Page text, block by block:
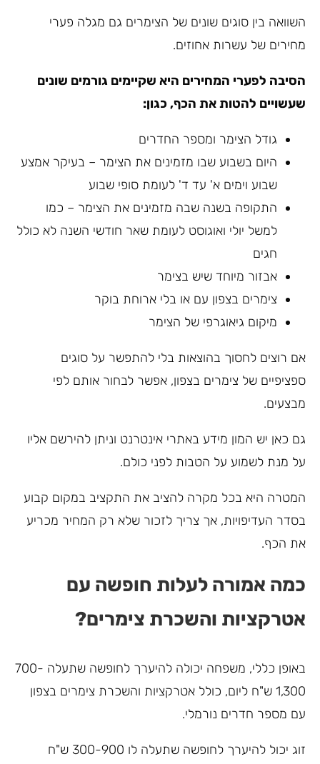
השוואה בין סוגים שונים של הצימרים גם מגלה פערי
מחירים של עשרות אחוזים.
הסיבה לפערי המחירים היא שקיימים גורמים שונים
שעשויים להטות את הכף, כגון:
גודל הצימר ומספר החדרים
היום בשבוע שבו מזמינים את הצימר – בעיקר אמצע
שבוע וימים א' עד ד' לעומת סופי שבוע
התקופה בשנה שבה מזמינים את הצימר – כמו
למשל יולי ואוגוסט לעומת שאר חודשי השנה לא כולל
חגים
אבזור מיוחד שיש בצימר
צימרים בצפון עם או בלי ארוחת בוקר
מיקום גיאוגרפי של הצימר
אם רוצים לחסוך בהוצאות בלי להתפשר על סוגים
ספציפיים של צימרים בצפון, אפשר לבחור אותם לפי
מבצעים.
גם כאן יש המון מידע באתרי אינטרנט וניתן להירשם אליו
על מנת לשמוע על הטבות לפני כולם.
המטרה היא בכל מקרה להציב את התקציב במקום קבוע
בסדר העדיפויות, אך צריך לזכור שלא רק המחיר מכריע
את הכף.
כמה אמורה לעלות חופשה עם
אטרקציות והשכרת צימרים?
באופן כללי, משפחה יכולה להיערך לחופשה שתעלה 700-
1,300 ש"ח ליום, כולל אטרקציות והשכרת צימרים בצפון
עם מספר חדרים נורמלי.
זוג יכול להיערך לחופשה שתעלה לו 300-900 ש"ח